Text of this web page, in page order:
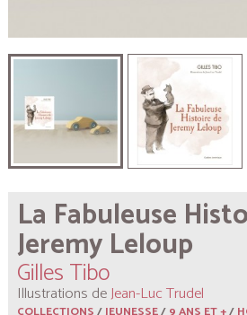
La Fabuleuse
Jeremy Leloup
Gilles Tibo
Illustrations deJean-Luc Trudel